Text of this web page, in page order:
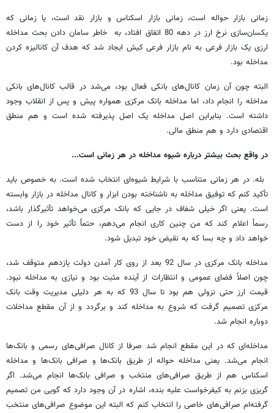
زمانی بازار حواله است، زمانی بازار اسکناس و بازار نقد است، یا زمانی که
یکسان‌سازی نرخ ارز در دهه 80 اتفاق افتاد، به خاطر سامان دادن بحث مداخله
ارزی یک بازار فرعی به نام بازار فرعی کیش ایجاد شد که هدف آن کانالیزه کردن
مداخله بود.
البته چون آن زمان کانال‌های بانکی فعال بود، می‌شد در قالب کانال‌های بانکی
مداخله را انجام داد، اما مداخله بانک مرکزی همواره پیش و پس از انقلاب وجود
داشته است. بنابراین اصل مداخله یک اصل پذیرفته شده است و هم منطق
اقتصادی دارد و هم منطق مالی.
در واقع بحث بیشتر درباره شیوه مداخله در هر زمانی است...
بله. در هر زمانی متناسب با شرایط شیوه‌ای انتخاب شده است. به خصوص باید
تأکید کنم که توفیق مداخله به ناشناخته بودن ابزار و کانال مداخله در بازار وابسته
است. یعنی اگر خیلی شفاف در جایی که بانک مرکزی می‌خواهد تأثیرگذار باشد،
رسماً اعلام کند که من چنین کاری انجام می‌دهم، حتماً تأثیر خود را از دست
خواهد داد و چه بسا که به نقیض خود تبدیل شود.
مداخله بانک مرکزی در سال 92 بعد از روی کار آمدن دولت یازدهم متوقف شد،
چون اصلاً فضای عمومی و انتظارات از آینده مثبت بود و نیازی به مداخله نبود.
قیمت ارز حتی نزولی هم بود تا سال 93 که به هر دلیلی مدیریت وقت بانک
مرکزی تصمیم گرفت که شروع به مداخله کند و برگردد و از آن مقطع مداخلات
دوباره انجام شد.
مداخله‌ای که در این مقطع انجام شد صرفا از کانال صرافی‌های رسمی و بانک‌ها
انجام می‌شد. یعنی مداخله حواله از طریق بانک‌ها و صرافی بانک‌ها و مداخله
اسکناس هم از طریق صرافی‌های منتخب و صرافی بانک‌ها انجام می‌شد. اگر
گریزی بزنم به کیفرخواست علیه بنده، اشاره در آن وجود دارد که گویی من تصمیم
گرفته‌ام صرافی‌های خاصی را انتخاب کنم که البته این موضوع صرافی‌های منتخب